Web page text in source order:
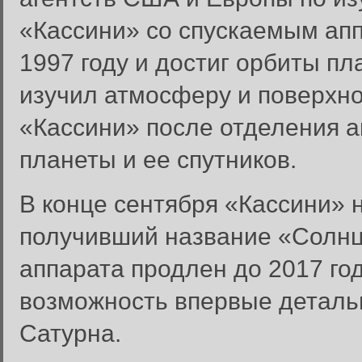
«Кассини» со спускаемым
1997 году и достиг орбиты
изучил атмосферу и
«Кассини» после отделения
планеты и ее спутников.
В конце сентября «Кассини»
получивший название
аппарата продлен до 2017
возможность впервые
Сатурна.
Вход в систему
Введите имя пользователя и
Вход в систему
Имя пользователя: